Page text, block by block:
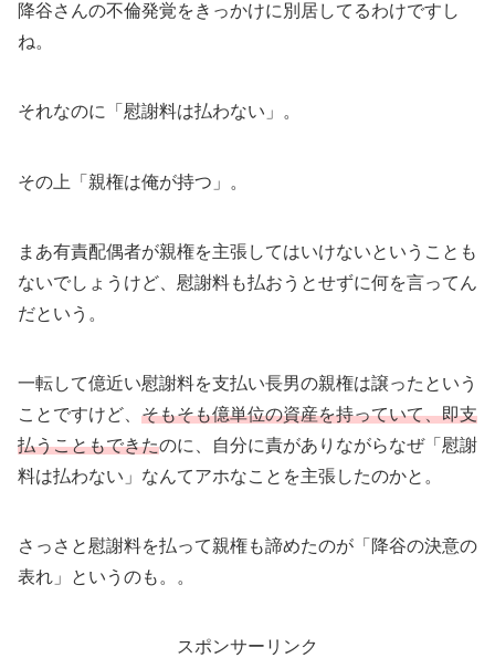
降谷さんの不倫発覚をきっかけに別居してるわけですし
ね。
それなのに「慰謝料は払わない」。
その上「親権は俺が持つ」。
まあ有責配偶者が親権を主張してはいけないということも
ないでしょうけど、慰謝料も払おうとせずに何を言ってん
だという。
一転して億近い慰謝料を支払い長男の親権は譲ったという
ことですけど、 そもそも億単位の資産を持っていて、即支
払うこともできたのに、自分に責がありながらなぜ「慰謝
料は払わない」なんてアホなことを主張したのかと。
さっさと慰謝料を払って親権も諦めたのが「降谷の決意の
表れ」というのも。。
スポンサーリンク